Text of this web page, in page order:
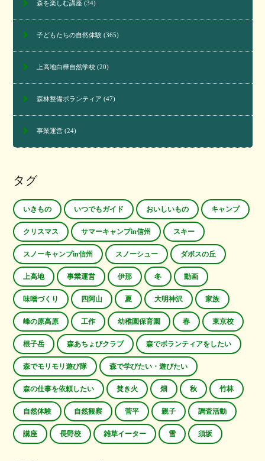
森を楽しむ講座(34)
子どもたちの自然体験(365)
上高地白樺自然学校(20)
森林整備ボランティア (47)
事業運営(24)
タグ
いきもの いつでもガイド おいしいもの キャンプ
クリスマス サマーキャンプin信州 スキー
スノーキャンプin信州 スノーシュー ダボスの丘
上高地 事業運営 伊那 冬 動画
味噌づくり 四阿山 夏 大明神沢 家族
峰の原高原 工作 幼稚園保育園 春 東京校
根子岳 森あちょびクラブ 森でボランティアをしたい
森でモリモリ遊び隊 森で学びたい・遊びたい
森の仕事を依頼したい 焚き火 畑 秋 竹林
自然体験 自然観察 菅平 親子 調査活動
講座 長野校 雑草イーター 雪 須坂